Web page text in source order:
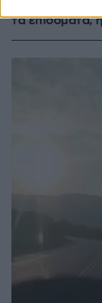
τα επιδόματα,